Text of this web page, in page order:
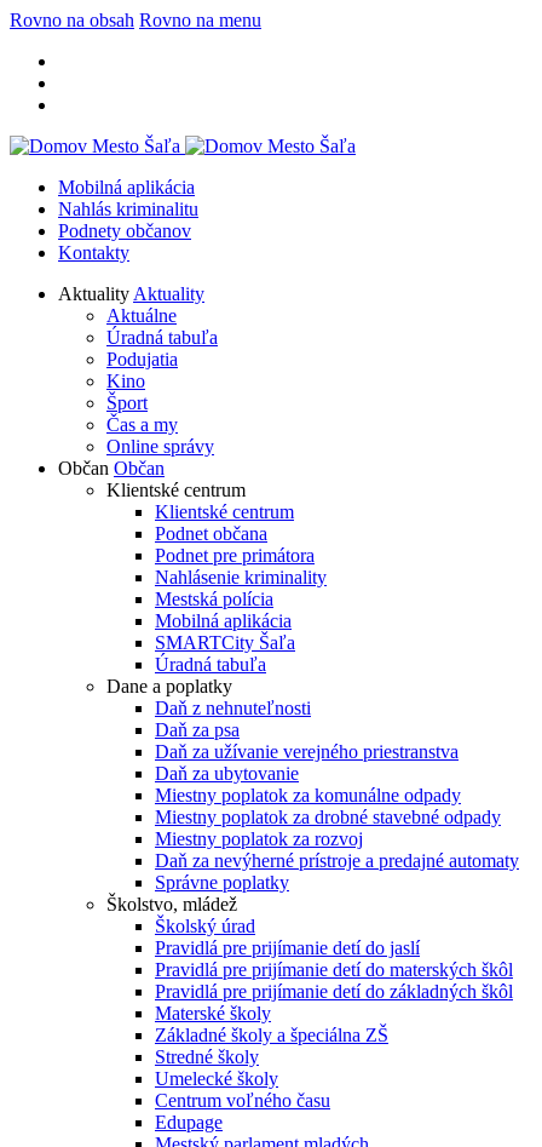
Rovno na obsah Rovno na menu
Mobilná aplikácia
Nahlás kriminalitu
Podnety občanov
Kontakty
Aktuality Aktuality
Aktuálne
Úradná tabuľa
Podujatia
Kino
Šport
Čas a my
Online správy
Občan Občan
Klientské centrum
Klientské centrum
Podnet občana
Podnet pre primátora
Nahlásenie kriminality
Mestská polícia
Mobilná aplikácia
SMARTCity Šaľa
Úradná tabuľa
Dane a poplatky
Daň z nehnuteľnosti
Daň za psa
Daň za užívanie verejného priestranstva
Daň za ubytovanie
Miestny poplatok za komunálne odpady
Miestny poplatok za drobné stavebné odpady
Miestny poplatok za rozvoj
Daň za nevýherné prístroje a predajné automaty
Správne poplatky
Školstvo, mládež
Školský úrad
Pravidlá pre prijímanie detí do jaslí
Pravidlá pre prijímanie detí do materských škôl
Pravidlá pre prijímanie detí do základných škôl
Materské školy
Základné školy a špeciálna ZŠ
Stredné školy
Umelecké školy
Centrum voľného času
Edupage